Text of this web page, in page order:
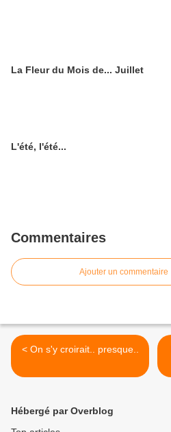
La Fleur du Mois de... Juillet
L'été, l'été...
Commentaires
Ajouter un commentaire
< On s'y croirait.. presque..
Hébergé par Overblog